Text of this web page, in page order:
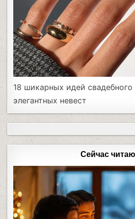
18 шикарных идей
элегантных невест
Сейчас